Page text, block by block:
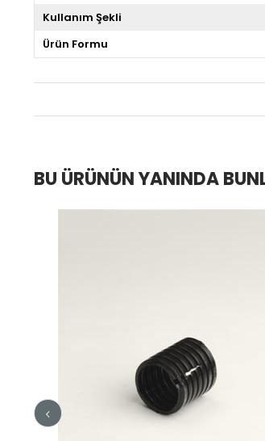
Kullanım Şekli
Ürün Formu
BU ÜRÜNÜN YANINDA